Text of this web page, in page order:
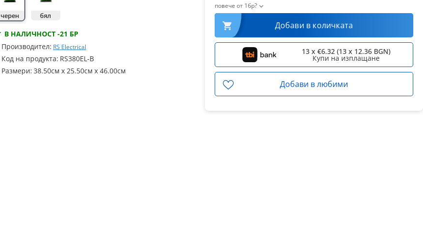
черен бял
В НАЛИЧНОСТ -21 БР
Производител: RS Electrical
Код на продукта: RS380EL-B
Размери: 38.50см x 25.50см x 46.00см
повече от 1бр?
Добави в количката
13 x €6.32 (13 x 12.36 BGN)
Купи на изплащане
Добави в любими